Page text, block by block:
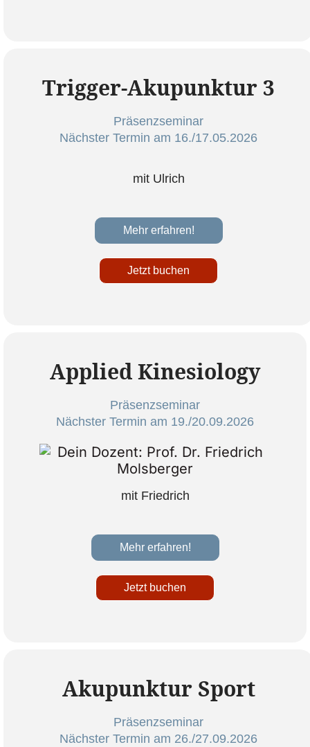
Trigger-Akupunktur 3
Präsenzseminar
Nächster Termin am 16./17.05.2026
mit Ulrich
Mehr erfahren!
Jetzt buchen
Applied Kinesiology
Präsenzseminar
Nächster Termin am 19./20.09.2026
mit Friedrich
Mehr erfahren!
Jetzt buchen
Akupunktur Sport
Präsenzseminar
Nächster Termin am 26./27.09.2026